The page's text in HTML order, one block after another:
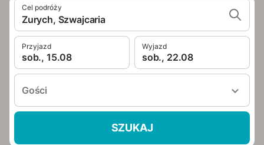
Cel podróży
Zurych, Szwajcaria
Przyjazd
sob., 15.08
Wyjazd
sob., 22.08
Gości
SZUKAJ